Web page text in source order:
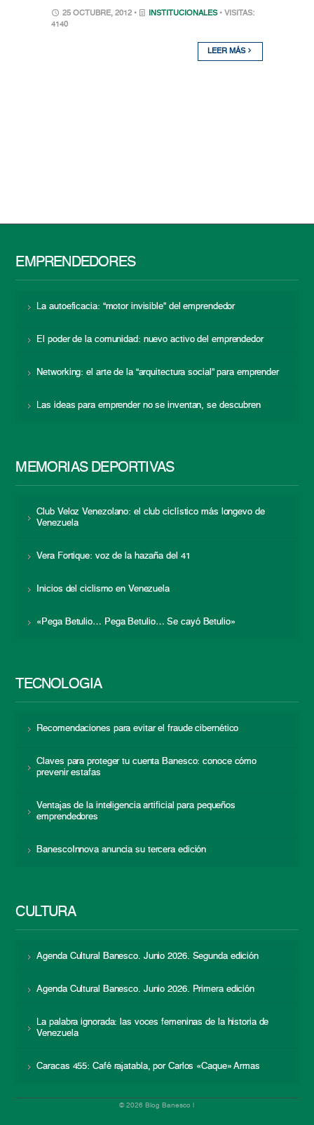
25 OCTUBRE, 2012 • INSTITUCIONALES • VISITAS:
4140
LEER MÁS
EMPRENDEDORES
La autoeficacia: “motor invisible” del emprendedor
El poder de la comunidad: nuevo activo del emprendedor
Networking: el arte de la “arquitectura social” para emprender
Las ideas para emprender no se inventan, se descubren
MEMORIAS DEPORTIVAS
Club Veloz Venezolano: el club ciclístico más longevo de
Venezuela
Vera Fortique: voz de la hazaña del 41
Inicios del ciclismo en Venezuela
«Pega Betulio… Pega Betulio… Se cayó Betulio»
TECNOLOGÍA
Recomendaciones para evitar el fraude cibernético
Claves para proteger tu cuenta Banesco: conoce cómo
prevenir estafas
Ventajas de la inteligencia artificial para pequeños
emprendedores
BanescoInnova anuncia su tercera edición
CULTURA
Agenda Cultural Banesco. Junio 2026. Segunda edición
Agenda Cultural Banesco. Junio 2026. Primera edición
La palabra ignorada: las voces femeninas de la historia de
Venezuela
Caracas 455: Café rajatabla, por Carlos «Caque» Armas
© 2026 Blog Banesco |